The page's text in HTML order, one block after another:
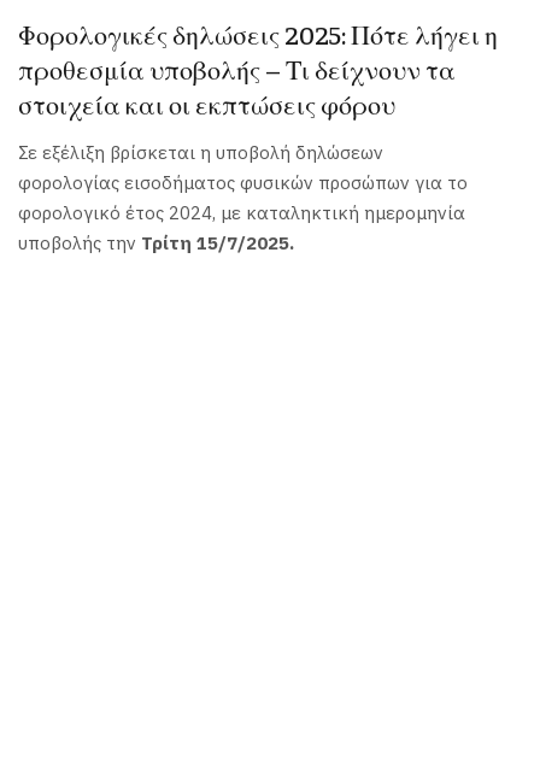
Φορολογικές δηλώσεις 2025: Πότε λήγει η
προθεσμία υποβολής – Τι δείχνουν τα
στοιχεία και οι εκπτώσεις φόρου
Σε εξέλιξη βρίσκεται η υποβολή δηλώσεων
φορολογίας εισοδήματος φυσικών προσώπων για το
φορολογικό έτος 2024, με καταληκτική ημερομηνία
υποβολής την Τρίτη 15/7/2025.